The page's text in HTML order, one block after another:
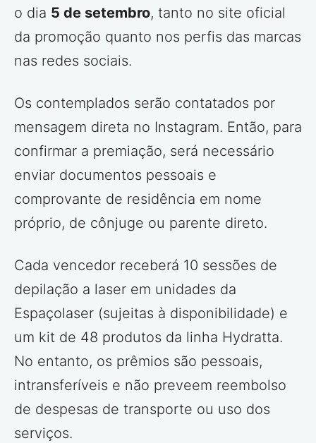
o dia 5 de setembro, tanto no site oficial
da promoção quanto nos perfis das marcas
nas redes sociais.
Os contemplados serão contatados por
mensagem direta no Instagram. Então, para
confirmar a premiação, será necessário
enviar documentos pessoais e
comprovante de residência em nome
próprio, de cônjuge ou parente direto.
Cada vencedor receberá 10 sessões de
depilação a laser em unidades da
Espaçolaser (sujeitas à disponibilidade) e
um kit de 48 produtos da linha Hydratta.
No entanto, os prêmios são pessoais,
intransferíveis e não preveem reembolso
de despesas de transporte ou uso dos
serviços.